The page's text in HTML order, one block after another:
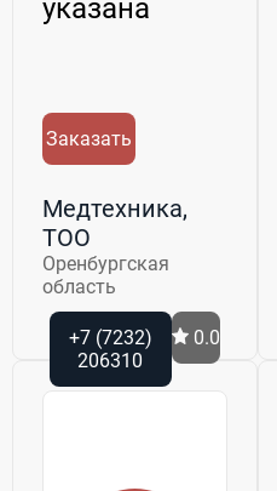
указана
Заказать
Медтехника,
ТОО
Оренбургская
область
+7 (7232)
206310
0.0